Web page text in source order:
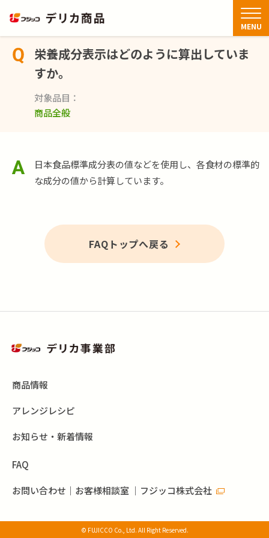
MENU
商品情報
アレンジレシピ
お知らせ・新着情報
TOP FAQ 栄養成分表示はどのように算出していますか。
栄養成分表示はどのように算出していま
すか。
対象品目
商品全般
日本食品標準成分表の値などを使用し、各食材の標準的
な成分の値から計算しています。
FAQトップへ戻る
商品情報
アレンジレシピ
お知らせ・新着情報
FAQ
お問い合わせ｜お客様相談室 ｜フジッコ株式会社
© FUJICCO Co., Ltd. All Right Reserved.